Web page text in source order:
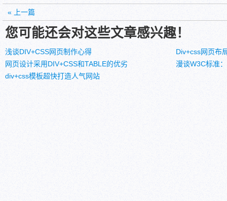
« 上一篇
您可能还会对这些文章感兴趣！
浅谈DIV+CSS网页制作心得
Div+css网页布
网页设计采用DIV+CSS和TABLE的优劣
漫谈W3C标准
div+css模板超快打造人气网站